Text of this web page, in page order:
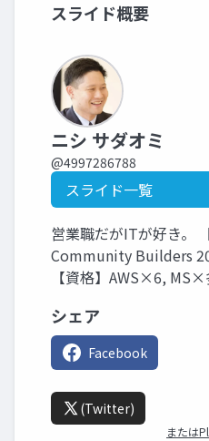
スライド概要
ニシ サダオミ
@4997286788
スライド一覧
営業職だがITが好き。
Community Builders
【資格】AWS×6,
シェア
Facebook
(Twitter)
または